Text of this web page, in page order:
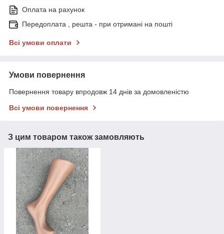
Оплата на рахунок
Передоплата , решта - при отримані на пошті
Всі умови оплати
Умови повернення
Повернення товару впродовж 14 днів за домовленістю
Всі умови повернення
З цим товаром також замовляють